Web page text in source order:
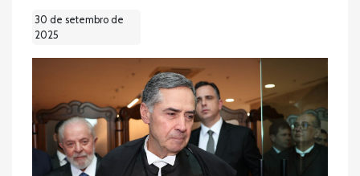
30 de setembro de
2025